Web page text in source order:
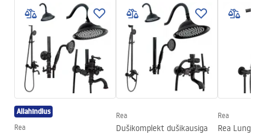
Suurus (uks x sein)
90
Värv
Must
Kabiini tüüp
Walk-in
Klaasi värvus
Transparent 8mm
Seria
Dušikabiini suund
Universaalne
Garantii
Allahindlus
Rea
Rea
Dušikomplekt dušikausiga
Rea
Rea Lungo